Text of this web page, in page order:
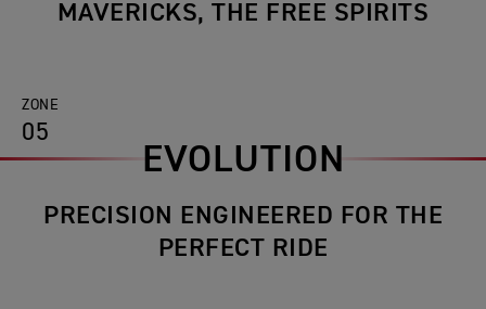
MAVERICKS, THE FREE SPIRITS
ZONE
05
EVOLUTION
PRECISION ENGINEERED FOR THE
PERFECT RIDE